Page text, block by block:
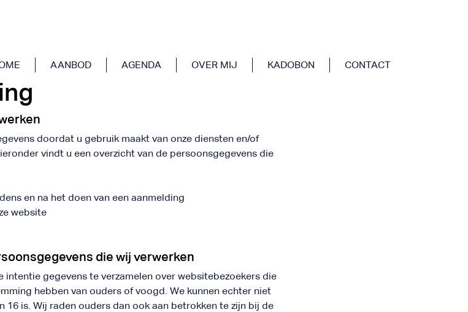
AANBOD AGENDA OVER MIJ KADOBON CONTACT
doordat u gebruik maakt van onze diensten en/of
vindt u een overzicht van de persoonsgegevens die
en na het doen van een aanmelding
website
die wij verwerken
intentie gegevens te verzamelen over websitebezoekers die
hebben van ouders of voogd. We kunnen echter niet
is. Wij raden ouders dan ook aan betrokken te zijn bij de